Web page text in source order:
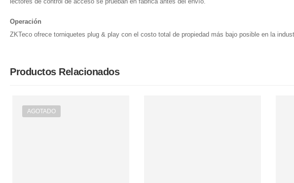
Operación
ZKTeco ofrece torniquetes plug & play con el costo total de propiedad más bajo posible en la
Productos Relacionados
AGOTADO